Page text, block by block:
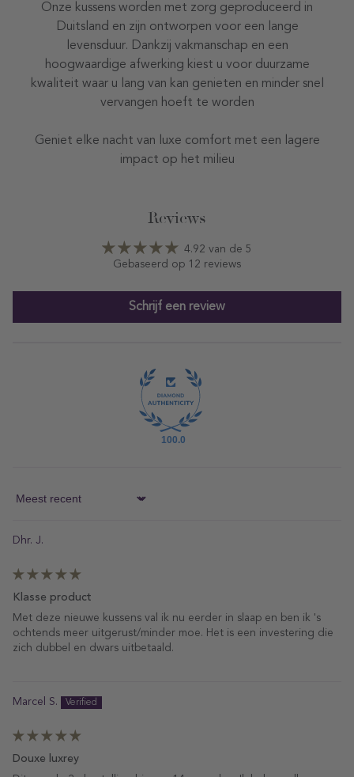
Onze kussens worden met zorg geproduceerd in
Duitsland en zijn ontworpen voor een lange
levensduur. Dankzij vakmanschap en een
hoogwaardige afwerking kiest u voor duurzame
kwaliteit waar u lang van kan genieten en minder snel
vervangen hoeft te worden
Geniet elke nacht van luxe comfort met een lagere
impact op het milieu
Reviews
4.92 van de 5
Gebaseerd op 12 reviews
Schrijf een review
100.0
Sort by
Dhr. J.
Klasse product
Met deze nieuwe kussens val ik nu eerder in slaap en ben ik 's
ochtends meer uitgerust/minder moe. Het is een investering die
zich dubbel en dwars uitbetaald.
Marcel S.
Douxe luxrey